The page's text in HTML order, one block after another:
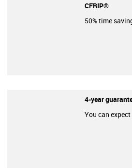
CFRIP®
50% time
4-year
You can